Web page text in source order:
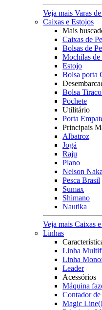
Veja mais Varas de
Caixas e Estojos
Mais
Caixas de
Bolsas de
Mochilas de
Estojo
Bolsa porta
Bolsa
Pochete
Utilitário
Porta
Principais
Albatroz
Jogá
Raju
Plano
Nelson
Pesca Brasil
Sumax
Shimano
Nautika
Veja mais Caixas
Linhas
Linha
Linha
Leader
Acessórios
Máquina
Contador
Magic